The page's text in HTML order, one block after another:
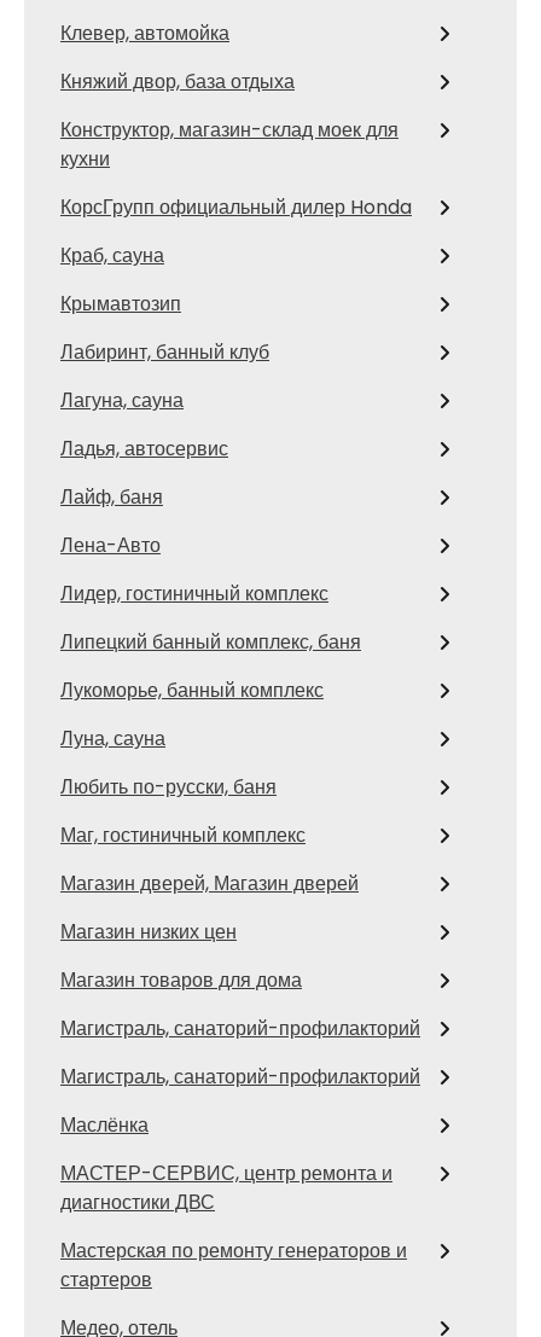
Клевер, автомойка
Княжий двор, база отдыха
Конструктор, магазин-склад моек для
кухни
КорсГрупп официальный дилер Honda
Краб, сауна
Крымавтозип
Лабиринт, банный клуб
Лагуна, сауна
Ладья, автосервис
Лайф, баня
Лена-Авто
Лидер, гостиничный комплекс
Липецкий банный комплекс, баня
Лукоморье, банный комплекс
Луна, сауна
Любить по-русски, баня
Маг, гостиничный комплекс
Магазин дверей, Магазин дверей
Магазин низких цен
Магазин товаров для дома
Магистраль, санаторий-профилакторий
Магистраль, санаторий-профилакторий
Маслёнка
МАСТЕР-СЕРВИС, центр ремонта и
диагностики ДВС
Мастерская по ремонту генераторов и
стартеров
Медео, отель